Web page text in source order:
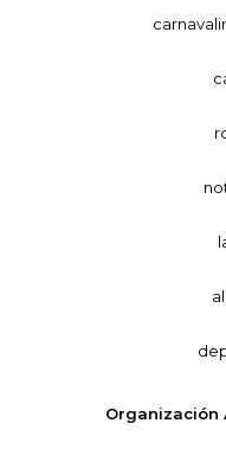
Organización